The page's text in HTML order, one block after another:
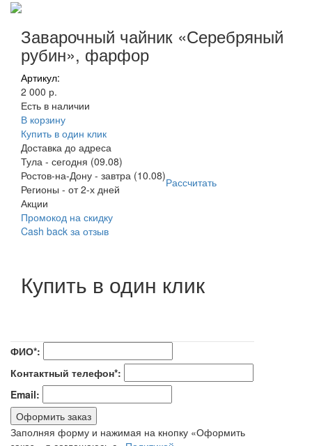
Заварочный чайник «Серебряный
рубин», фарфор
Артикул:
2 000 р.
Есть в наличии
В корзину
Купить в один клик
Доставка до адреса
Тула - сегодня (09.08)
Ростов-на-Дону - завтра (10.08)Рассчитать
Регионы - от 2-х дней
Акции
Промокод на скидку
Cash back за отзыв
Купить в один клик
ФИО*:
Контактный телефон*:
Email:
Оформить заказ
Заполняя форму и нажимая на кнопку «Оформить